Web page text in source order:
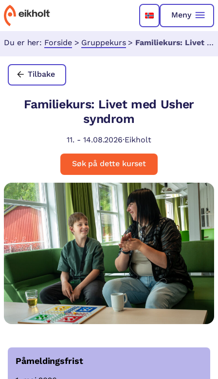
Meny
Du er her: Forside > Gruppekurs > Familiekurs: Livet med Usher syndrom
Tilbake
Familiekurs: Livet med Usher
syndrom
11. - 14.08.2026·Eikholt
Søk på dette kurset
Påmeldingsfrist